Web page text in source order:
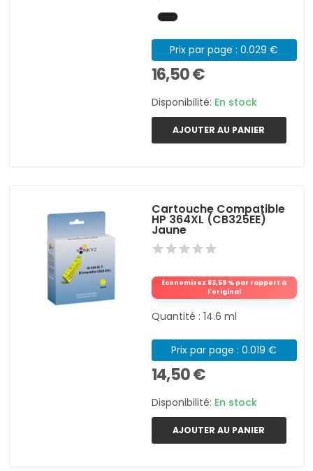
Prix par page : 0.029 €
16,50 €
Disponibilité: En stock
AJOUTER AU PANIER
Cartouche Compatible
HP 364XL (CB325EE)
Jaune
Économisez 83,59 % par rapport à
l'original
Quantité : 14.6 ml
Prix par page : 0.019 €
14,50 €
Disponibilité: En stock
AJOUTER AU PANIER